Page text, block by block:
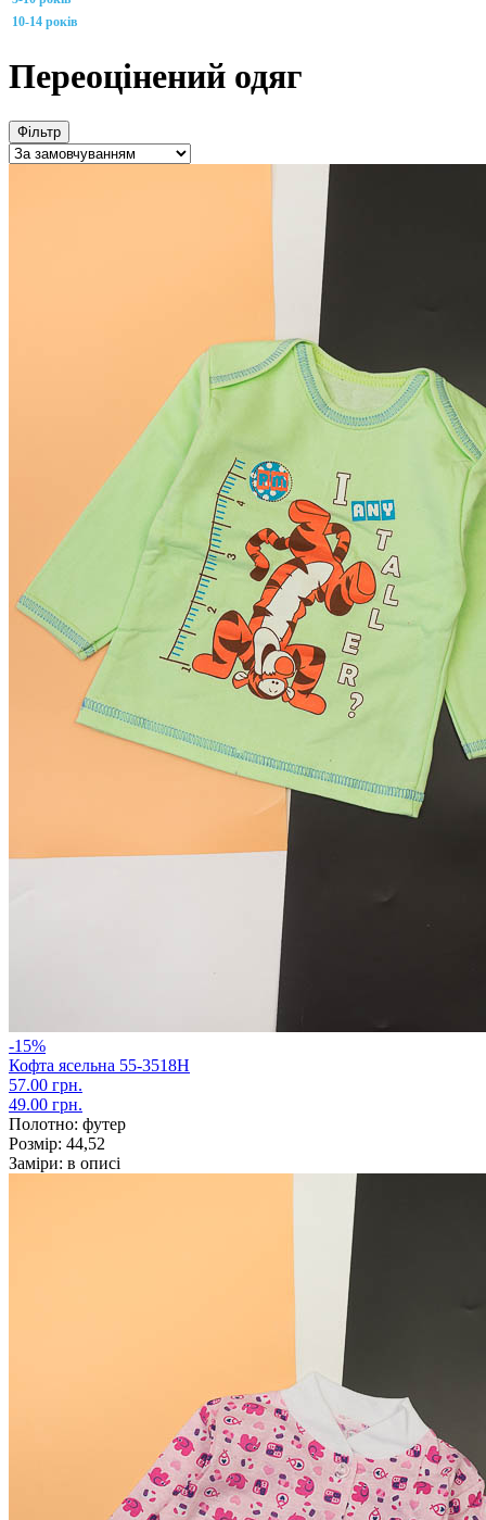
10-14 років
Переоцінений одяг
Фільтр
-15%
Кофта ясельна 55-3518Н
57.00 грн.
49.00 грн.
Полотно: футер
Розмір: 44,52
Заміри: в описі